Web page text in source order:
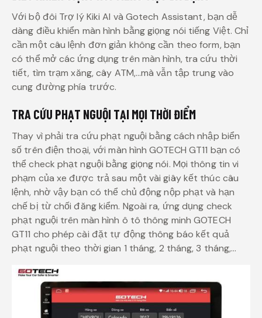
Với bộ đôi Trợ lý Kiki AI và Gotech Assistant, bạn dễ
dàng điều khiển màn hình bằng giọng nói tiếng Việt. Chỉ
cần một câu lệnh đơn giản không cần theo form, bạn
có thể mở các ứng dụng trên màn hình, tra cứu thời
tiết, tìm trạm xăng, cây ATM,…mà vẫn tập trung vào
cung đường phía trước.
TRA CỨU PHẠT NGUỘI TẠI MỌI THỜI ĐIỂM
Thay vì phải tra cứu phạt nguội bằng cách nhập biển
số trên điện thoại, với màn hình GOTECH GT11 bạn có
thể check phạt nguội bằng giọng nói. Mọi thông tin vi
phạm của xe được trả sau một vài giây kết thúc câu
lệnh, nhờ vậy bạn có thể chủ động nộp phạt và hạn
chế bị từ chối đăng kiểm. Ngoài ra, ứng dụng check
phạt nguội trên màn hình ô tô thông minh GOTECH
GT11 cho phép cài đặt tự động thông báo kết quả
phạt nguội theo thời gian 1 tháng, 2 tháng, 3 tháng,…